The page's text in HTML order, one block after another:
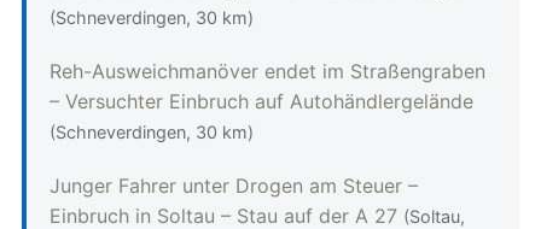
(Schneverdingen, 30 km)
Reh-Ausweichmanöver endet im Straßengraben
– Versuchter Einbruch auf Autohändlergelände
(Schneverdingen, 30 km)
Junger Fahrer unter Drogen am Steuer –
Einbruch in Soltau – Stau auf der A 27 (Soltau,